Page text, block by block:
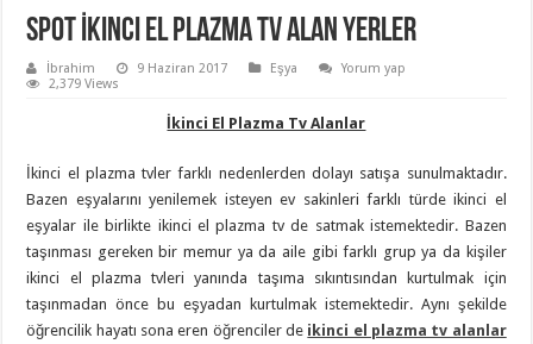
Spot İkinci El Plazma Tv Alan Yerler
İbrahim 9 Haziran 2017 Eşya
Yorum yap
2,379 Views
İkinci El Plazma Tv Alanlar
İkinci el plazma tvler farklı nedenlerden dolayı satışa sunulmaktadır.
Bazen eşyalarını yenilemek isteyen ev sakinleri farklı türde ikinci el
eşyalar ile birlikte ikinci el plazma tv de satmak istemektedir. Bazen
taşınması gereken bir memur ya da aile gibi farklı grup ya da kişiler
ikinci el plazma tvleri yanında taşıma sıkıntısından kurtulmak için
taşınmadan önce bu eşyadan kurtulmak istemektedir. Aynı şekilde
öğrencilik hayatı sona eren öğrenciler de ikinci el plazma tv alanlar